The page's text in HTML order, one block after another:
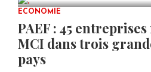
0 COMMENTS
ECONOMIE
PAEF : 45
MCI dans trois
pays